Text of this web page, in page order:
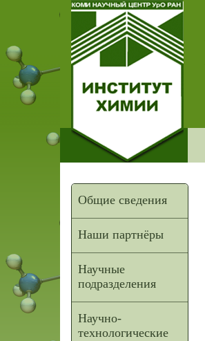
Общие сведения
Наши партнёры
Научные
подразделения
Научно-
технологические